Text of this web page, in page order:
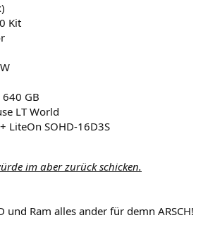
Kit
GB
LT World
LiteOn SOHD-16D3S
im aber zurück schicken.
Ram alles ander für demn ARSCH!